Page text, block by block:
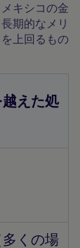
キシコの金
期的なメリ
上回るもの
越えた処
くの場